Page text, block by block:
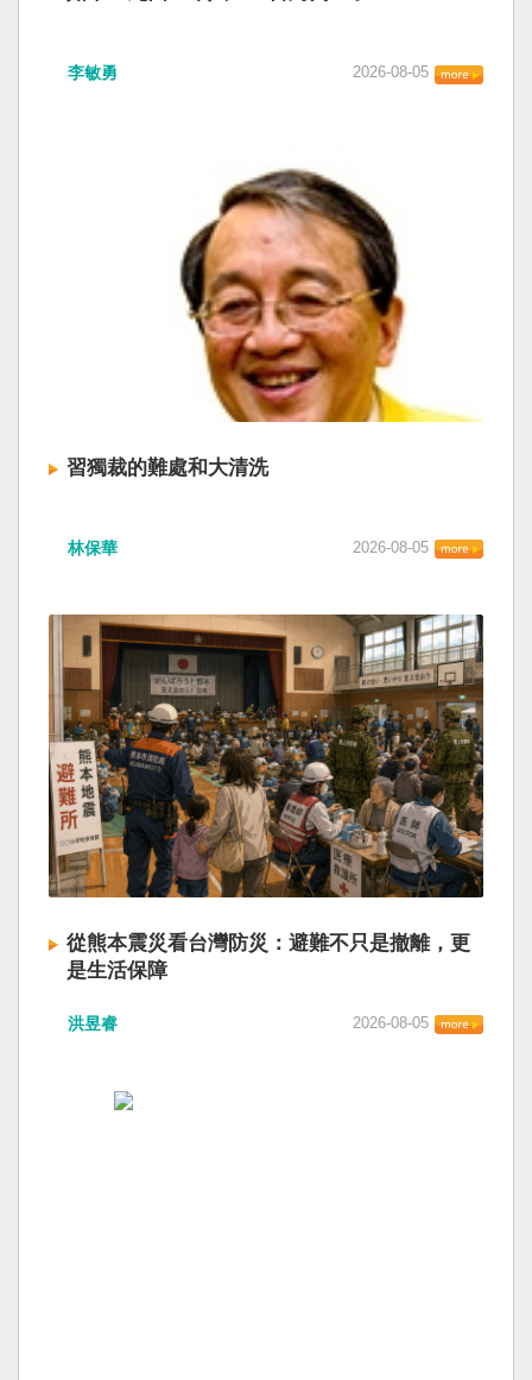
李敏勇 2026-08-05
習獨裁的難處和大清洗
林保華 2026-08-05
從熊本震災看台灣防災：避難不只是撤離，更
是生活保障
洪昱睿 2026-08-05